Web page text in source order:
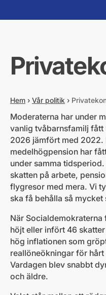
Hem › Vår politik ›
Moderaterna har under
vanlig tvåbarnsfamilj
2026 jämfört med 2022.
medelhögpension har
under samma
skatten på arbete,
flygresor med mera. Vi
ska få behålla så
När
höjt eller infört 46
hög inflationen som
reallöneökningar för
Vardagen blev snabbt
och äldre.